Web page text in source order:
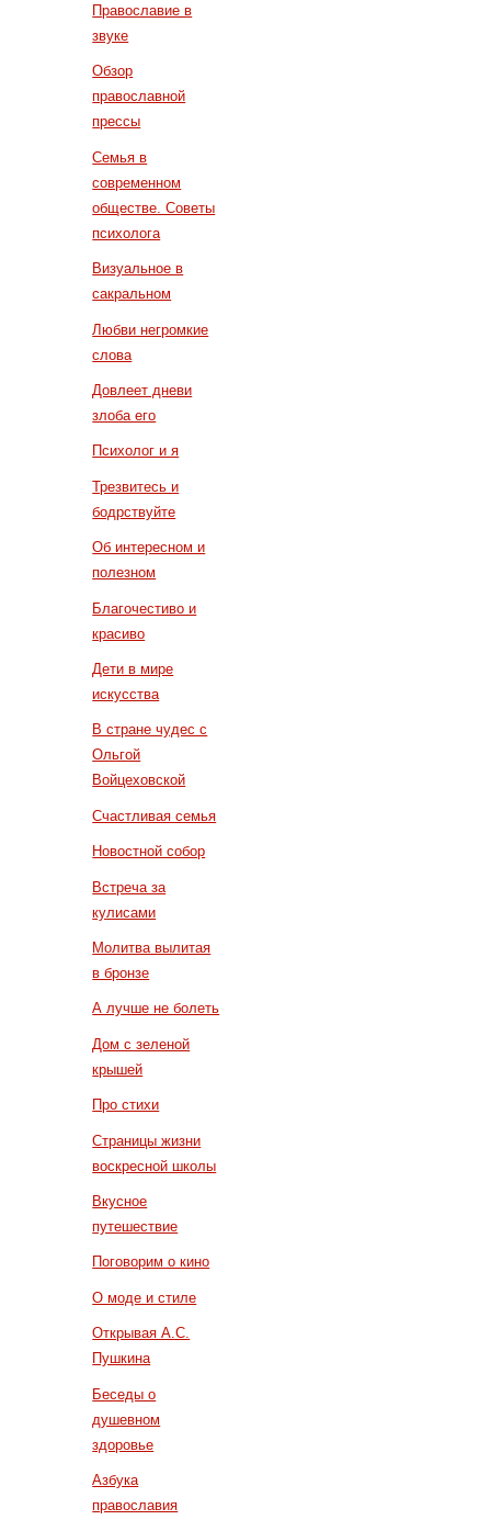
Православие в
звуке
Обзор
православной
прессы
Семья в
современном
обществе. Советы
психолога
Визуальное в
сакральном
Любви негромкие
слова
Довлеет дневи
злоба его
Психолог и я
Трезвитесь и
бодрствуйте
Об интересном и
полезном
Благочестиво и
красиво
Дети в мире
искусства
В стране чудес с
Ольгой
Войцеховской
Счастливая семья
Новостной собор
Встреча за
кулисами
Молитва вылитая
в бронзе
А лучше не болеть
Дом с зеленой
крышей
Про стихи
Страницы жизни
воскресной школы
Вкусное
путешествие
Поговорим о кино
О моде и стиле
Открывая А.С.
Пушкина
Беседы о
душевном
здоровье
Азбука
православия